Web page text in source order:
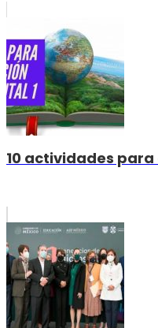
10 actividades